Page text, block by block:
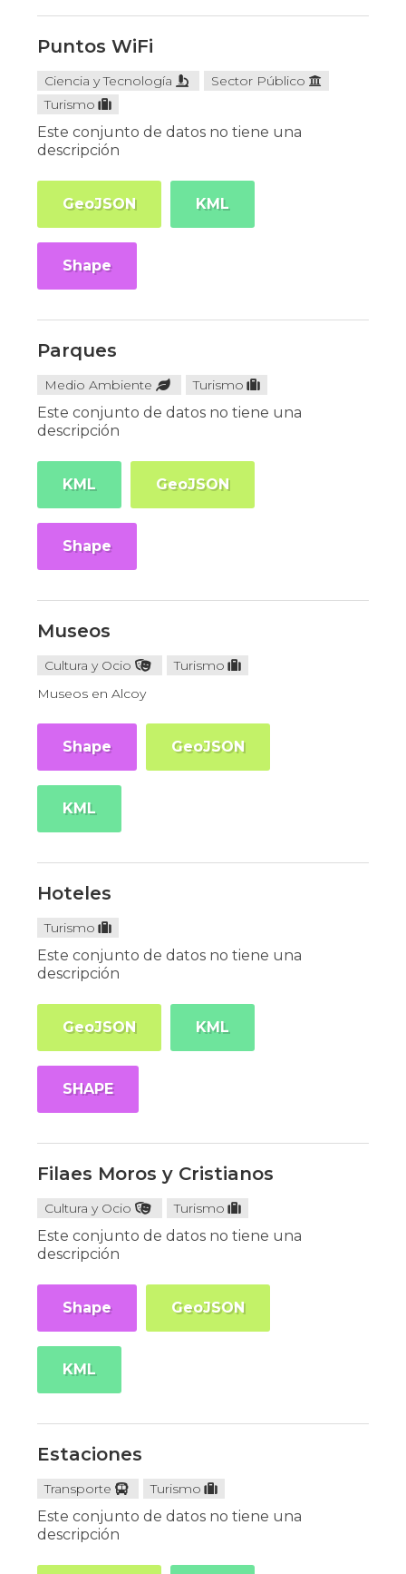
Puntos WiFi
Ciencia y Tecnología
Sector Público
Turismo
Este conjunto de datos no tiene una
descripción
GeoJSON KML
Shape
Parques
Medio Ambiente Turismo
Este conjunto de datos no tiene una
descripción
KML GeoJSON
Shape
Museos
Cultura y Ocio
Turismo
Museos en Alcoy
Shape GeoJSON
KML
Hoteles
Turismo
Este conjunto de datos no tiene una
descripción
GeoJSON KML
SHAPE
Filaes Moros y Cristianos
Cultura y Ocio Turismo
Este conjunto de datos no tiene una
descripción
Shape GeoJSON
KML
Estaciones
Transporte Turismo
Este conjunto de datos no tiene una
descripción